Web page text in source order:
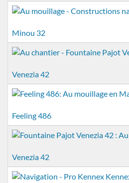
Minou 32
Venezia 42
Feeling 486
Venezia 42